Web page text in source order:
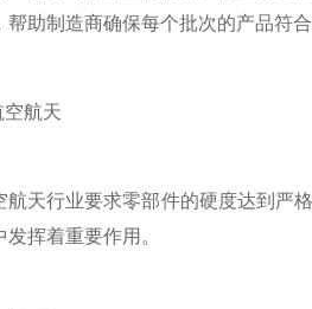
助制造商确保每个批次的产品符合
航天
行业要求零部件的硬度达到严格
挥着重要作用。